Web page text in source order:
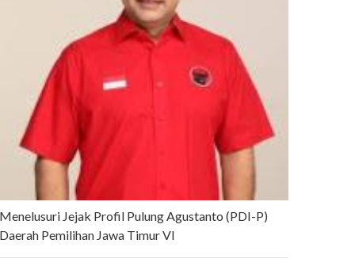
Jejak Profil Pulung Agustanto (PDI-P)
Pemilihan Jawa Timur VI